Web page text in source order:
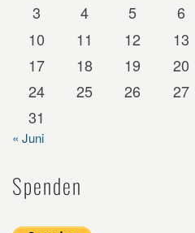
3
4 5 6
10
11 12 13
17
18 19 20
24
25 26 27
31
« Juni
Spenden